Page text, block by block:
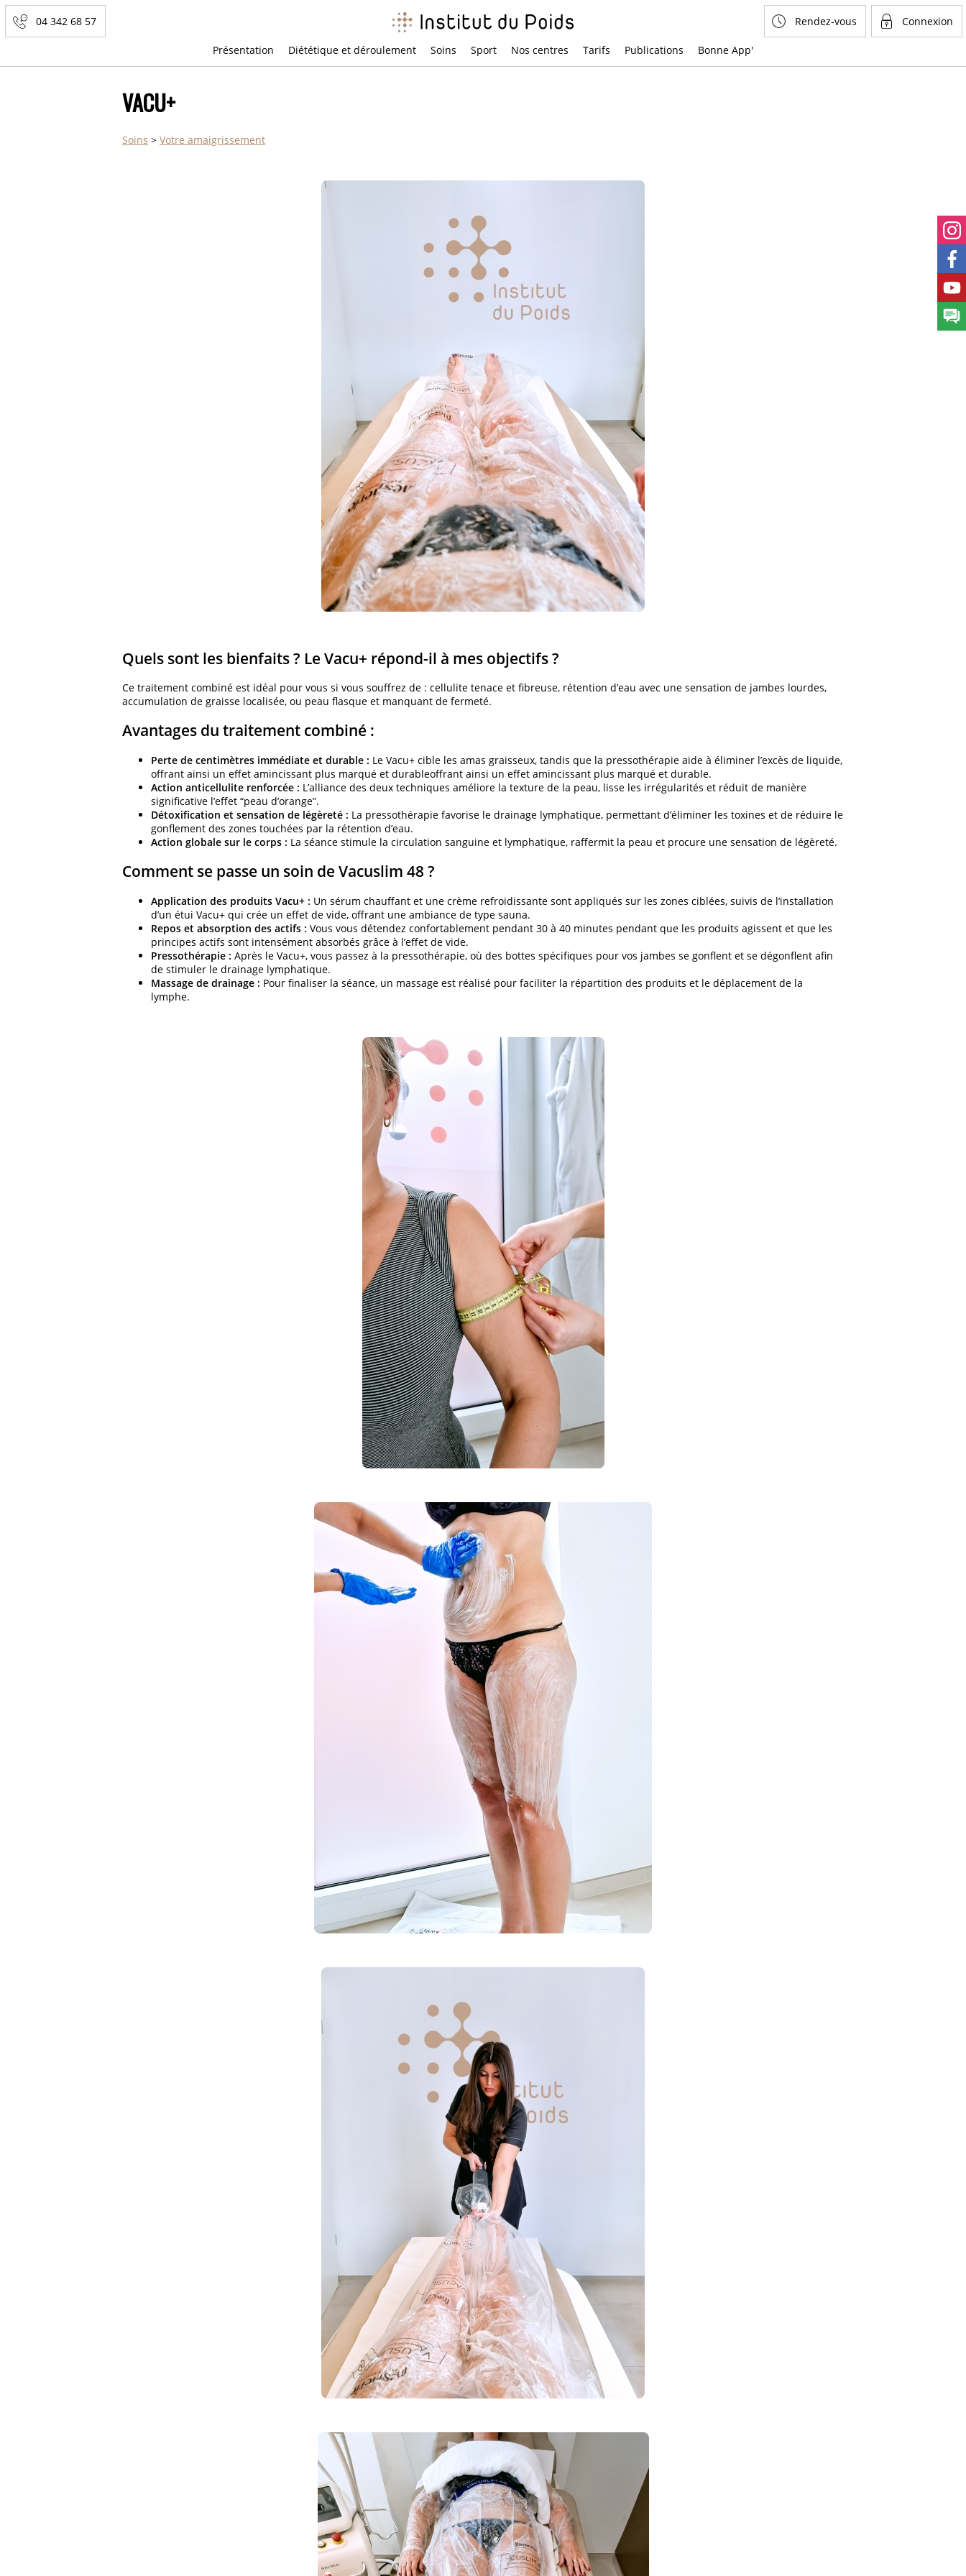
Rendez-vous Connexion
Présentation Diététique et déroulement Soins Sport Nos centres Tarifs Publications Bonne App'
04 342 68 57
Diététique et déroulement
VACU+
Soins > Votre amaigrissement
Quels sont les bienfaits ? Le Vacu+ répond-il à mes objectifs ?
Ce traitement combiné est idéal pour vous si vous souffrez de : cellulite tenace et fibreuse, rétention d’eau avec une sensation de jambes lourdes,
accumulation de graisse localisée, ou peau flasque et manquant de fermeté.
Avantages du traitement combiné :
Perte de centimètres immédiate et durable : Le Vacu+ cible les amas graisseux, tandis que la pressothérapie aide à éliminer l’excès de liquide,
offrant ainsi un effet amincissant plus marqué et durableoffrant ainsi un effet amincissant plus marqué et durable.
Action anticellulite renforcée : L’alliance des deux techniques améliore la texture de la peau, lisse les irrégularités et réduit de manière
significative l’effet “peau d’orange”.
Détoxification et sensation de légèreté : La pressothérapie favorise le drainage lymphatique, permettant d’éliminer les toxines et de réduire le
gonflement des zones touchées par la rétention d’eau.
Action globale sur le corps : La séance stimule la circulation sanguine et lymphatique, raffermit la peau et procure une sensation de légèreté.
Comment se passe un soin de Vacuslim 48 ?
Application des produits Vacu+ : Un sérum chauffant et une crème refroidissante sont appliqués sur les zones ciblées, suivis de l’installation
d’un étui Vacu+ qui crée un effet de vide, offrant une ambiance de type sauna.
Repos et absorption des actifs : Vous vous détendez confortablement pendant 30 à 40 minutes pendant que les produits agissent et que les
principes actifs sont intensément absorbés grâce à l’effet de vide.
Pressothérapie : Après le Vacu+, vous passez à la pressothérapie, où des bottes spécifiques pour vos jambes se gonflent et se dégonflent afin
de stimuler le drainage lymphatique.
Massage de drainage : Pour finaliser la séance, un massage est réalisé pour faciliter la répartition des produits et le déplacement de la
lymphe.